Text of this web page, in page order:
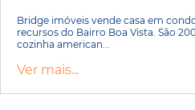
Bridge imóveis vende casa em
recursos do Bairro Boa Vista. São
cozinha american...
Ver mais...